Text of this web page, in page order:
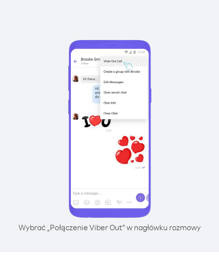
Wybrać „Połączenie Viber Out” w nagłówku rozmowy